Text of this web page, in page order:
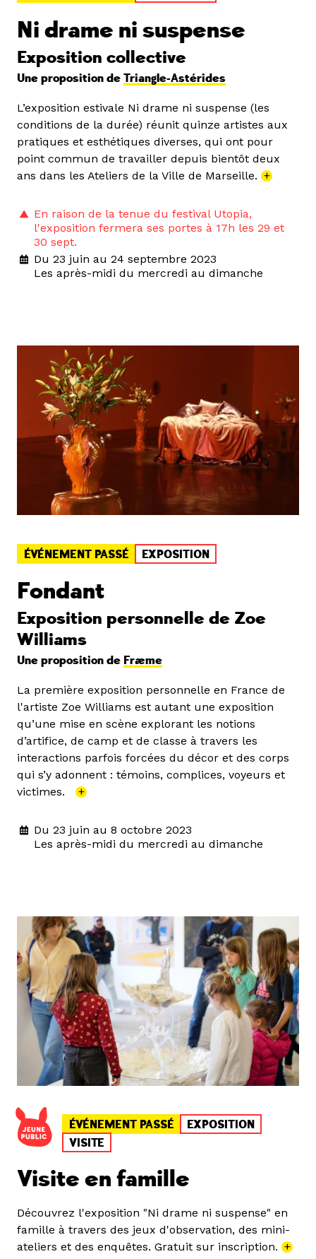
Ni drame ni suspense
Exposition collective
Une proposition de Triangle-Astérides
L’exposition estivale Ni drame ni suspense (les
conditions de la durée) réunit quinze artistes aux
pratiques et esthétiques diverses, qui ont pour
point commun de travailler depuis bientôt deux
ans dans les Ateliers de la Ville de Marseille. +
En raison de la tenue du festival Utopia,
l'exposition fermera ses portes à 17h les 29 et
30 sept.
Du 23 juin au 24 septembre 2023
Les après-midi du mercredi au dimanche
ÉVÉNEMENT PASSÉ EXPOSITION
Fondant
Exposition personnelle de Zoe
Williams
Une proposition de Fræme
La première exposition personnelle en France de
l'artiste Zoe Williams est autant une exposition
qu’une mise en scène explorant les notions
d’artifice, de camp et de classe à travers les
interactions parfois forcées du décor et des corps
qui s’y adonnent : témoins, complices, voyeurs et
victimes.
+
Du 23 juin au 8 octobre 2023
Les après-midi du mercredi au dimanche
ÉVÉNEMENT PASSÉ
EXPOSITION
VISITE
Visite en famille
Découvrez l'exposition "Ni drame ni suspense" en
famille à travers des jeux d'observation, des mini-
ateliers et des enquêtes. Gratuit sur inscription. +